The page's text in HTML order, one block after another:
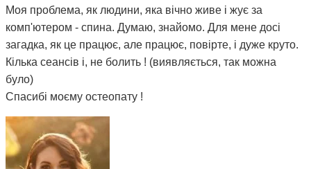
Моя проблема, як людини, яка вічно живе і жує за
комп'ютером - спина. Думаю, знайомо. Для мене досі
загадка, як це працює, але працює, повірте, і дуже круто.
Кілька сеансів і, не болить ! (виявляється, так можна
було)
Спасибі моєму остеопату !